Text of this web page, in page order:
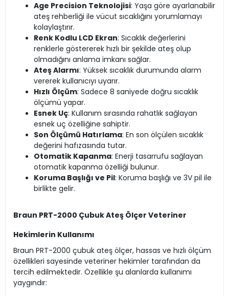
Age Precision Teknolojisi: Yaşa göre ayarlanabilir
ateş rehberliği ile vücut sıcaklığını yorumlamayı
kolaylaştırır.
Renk Kodlu LCD Ekran: Sıcaklık değerlerini
renklerle göstererek hızlı bir şekilde ateş olup
olmadığını anlama imkanı sağlar.
Ateş Alarmı: Yüksek sıcaklık durumunda alarm
vererek kullanıcıyı uyarır.
Hızlı Ölçüm: Sadece 8 saniyede doğru sıcaklık
ölçümü yapar.
Esnek Uç: Kullanım sırasında rahatlık sağlayan
esnek uç özelliğine sahiptir.
Son Ölçümü Hatırlama: En son ölçülen sıcaklık
değerini hafızasında tutar.
Otomatik Kapanma: Enerji tasarrufu sağlayan
otomatik kapanma özelliği bulunur.
Koruma Başlığı ve Pil: Koruma başlığı ve 3V pil ile
birlikte gelir.
Braun PRT-2000 Çubuk Ateş Ölçer Veteriner
Hekimlerin Kullanımı
Braun PRT-2000 çubuk ateş ölçer, hassas ve hızlı ölçüm
özellikleri sayesinde veteriner hekimler tarafından da
tercih edilmektedir. Özellikle şu alanlarda kullanımı
yaygındır: